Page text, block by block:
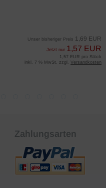
Unser bisheriger Preis 1,69 EUR
Jetzt nur 1,57 EUR
1,57 EUR pro Stück
inkl. 7 % MwSt. zzgl. Versandkosten
Zahlungsarten